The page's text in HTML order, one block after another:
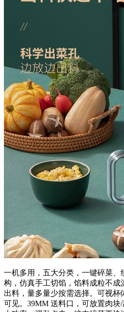
一机多用，五大分类，一键碎菜
构，仿真手工切馅，馅料成粒不成
出料，量多量少按需选择。可视
可见。39MM 送料口，可放置肉块